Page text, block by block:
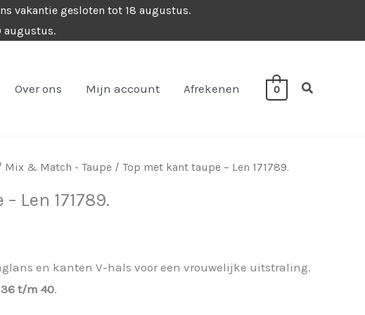
vakantie gesloten tot 18 augustus.
augustus.
Over ons Mijn account Afrekenen 0 Zoeken
Mix & Match - Taupe / Top met kant taupe – Len 171789.
Len 171789.
en kanten V-hals voor een vrouwelijke uitstraling.
36 t/m 40.